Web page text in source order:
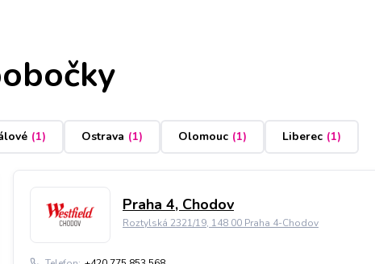
(1) Ostrava (1) Olomouc (1) Liberec (1)
Praha 4, Chodov
Roztylská 2321/19, 148 00 Praha 4-Chodov